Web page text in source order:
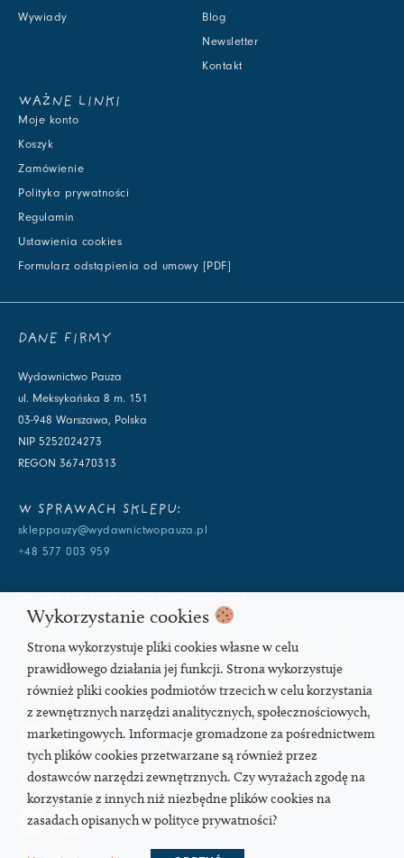
Wywiady
Blog
Newsletter
Kontakt
WAŻNE LINKI
Moje konto
Koszyk
Zamówienie
Polityka prywatności
Regulamin
Ustawienia cookies
Formularz odstąpienia od umowy [PDF]
DANE FIRMY
Wydawnictwo Pauza
ul. Meksykańska 8 m. 151
03-948 Warszawa, Polska
NIP 5252024273
REGON 367470313
W SPRAWACH SKLEPU:
skleppauzy@wydawnictwopauza.pl
+48 577 003 959
info@wydawnictwopauza.pl
+48 501 177 119 (czynny w dni powszednie w godzinach 11-15,
proszę o wysłanie wiadomości SMS, gdybym nie odbierała)
SOCIAL MEDIA
PODCAST
Wykorzystanie cookies
Strona wykorzystuje pliki cookies własne w celu
prawidłowego działania jej funkcji. Strona wykorzystuje
również pliki cookies podmiotów trzecich w celu korzystania
z zewnętrznych narzędzi analitycznych, społecznościowych,
marketingowych. Informacje gromadzone za pośrednictwem
tych plików cookies przetwarzane są również przez
dostawców narzędzi zewnętrznych. Czy wyrażach zgodę na
korzystanie z innych niż niezbędne plików cookies na
zasadach opisanych w polityce prywatności?